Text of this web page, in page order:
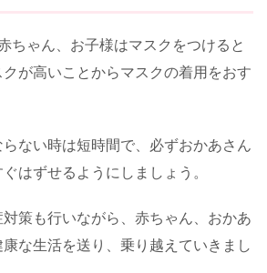
ちゃん、お子様はマスクをつけると
が高いことからマスクの着用をおす
ない時は短時間で、必ずおかあさん
はずせるようにしましょう。
策も行いながら、赤ちゃん、おかあ
な生活を送り、乗り越えていきまし